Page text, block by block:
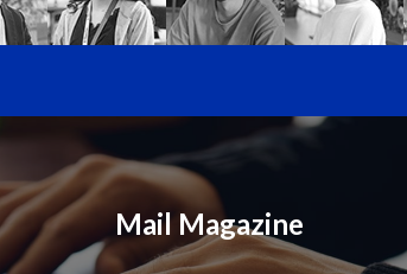
Mail Magazine